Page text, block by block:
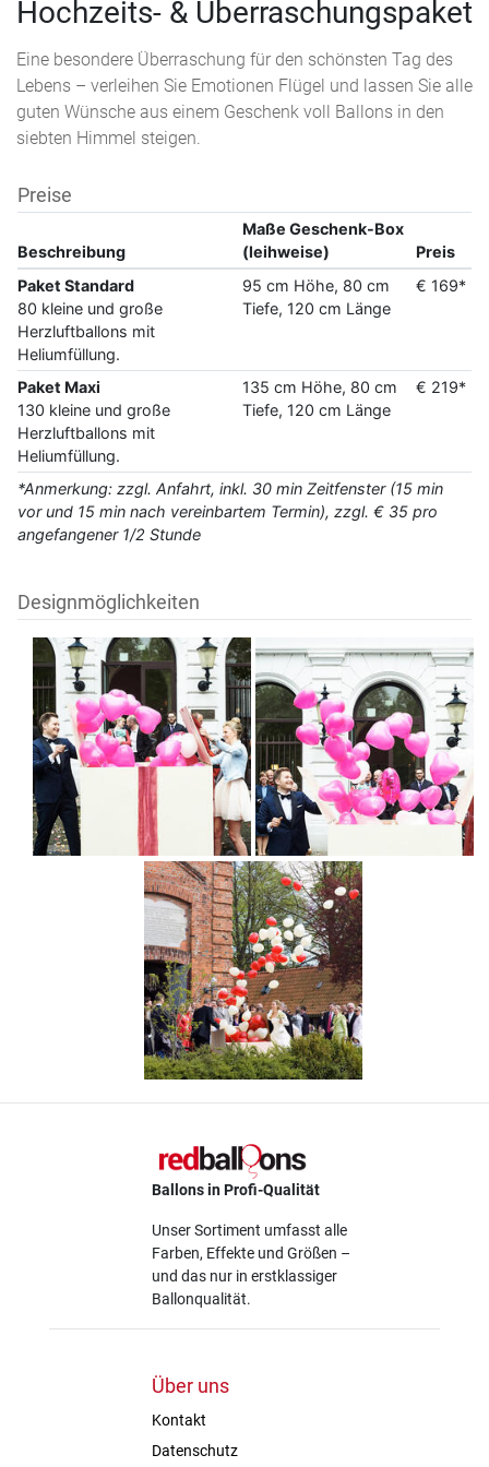
Hochzeits- & Überraschungspaket
Eine besondere Überraschung für den schönsten Tag des
Lebens – verleihen Sie Emotionen Flügel und lassen Sie alle
guten Wünsche aus einem Geschenk voll Ballons in den
siebten Himmel steigen.
Preise
Beschreibung
Maße Geschenk-Box
(leihweise)
Preis
Paket Standard
80 kleine und große
Herzluftballons mit
Heliumfüllung.
95 cm Höhe, 80 cm
Tiefe, 120 cm Länge
€ 169*
Paket Maxi
130 kleine und große
Herzluftballons mit
Heliumfüllung.
135 cm Höhe, 80 cm
Tiefe, 120 cm Länge
€ 219*
*Anmerkung: zzgl. Anfahrt, inkl. 30 min Zeitfenster (15 min
vor und 15 min nach vereinbartem Termin), zzgl. € 35 pro
angefangener 1/2 Stunde
Designmöglichkeiten
Ballons in Profi-Qualität
Unser Sortiment umfasst alle
Farben, Effekte und Größen –
und das nur in erstklassiger
Ballonqualität.
Über uns
Kontakt
Datenschutz